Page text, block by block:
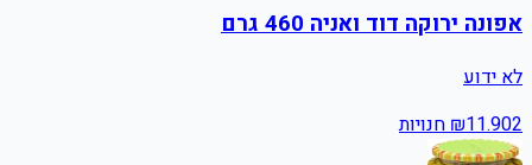
אפונה ירוקה דוד ואניה 460 גרם
לא ידוע
₪11.902 חנויות